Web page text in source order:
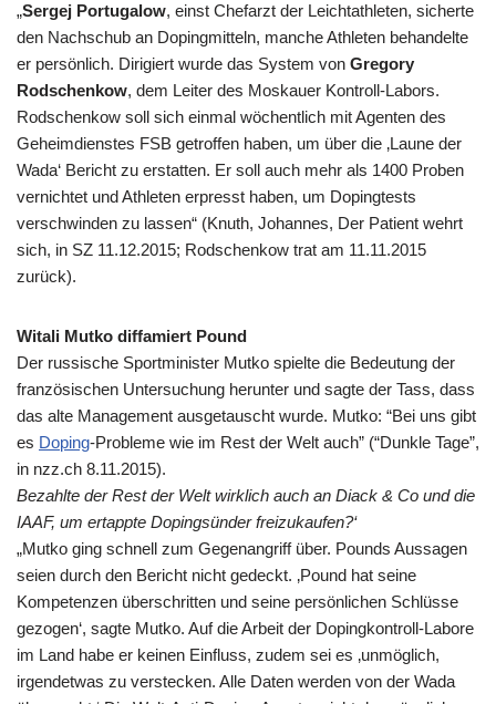
„Sergej Portugalow, einst Chefarzt der Leichtathleten, sicherte
den Nachschub an Dopingmitteln, manche Athleten behandelte
er persönlich. Dirigiert wurde das System von Gregory
Rodschenkow, dem Leiter des Moskauer Kontroll-Labors.
Rodschenkow soll sich einmal wöchentlich mit Agenten des
Geheimdienstes FSB getroffen haben, um über die ‚Laune der
Wada‘ Bericht zu erstatten. Er soll auch mehr als 1400 Proben
vernichtet und Athleten erpresst haben, um Dopingtests
verschwinden zu lassen“ (Knuth, Johannes, Der Patient wehrt
sich, in SZ 11.12.2015; Rodschenkow trat am 11.11.2015
zurück).
Witali Mutko diffamiert Pound
Der russische Sportminister Mutko spielte die Bedeutung der
französischen Untersuchung herunter und sagte der Tass, dass
das alte Management ausgetauscht wurde. Mutko: “Bei uns gibt
es Doping-Probleme wie im Rest der Welt auch” (“Dunkle Tage”,
in nzz.ch 8.11.2015).
Bezahlte der Rest der Welt wirklich auch an Diack & Co und die
IAAF, um ertappte Dopingsünder freizukaufen?‘
„Mutko ging schnell zum Gegenangriff über. Pounds Aussagen
seien durch den Bericht nicht gedeckt. ‚Pound hat seine
Kompetenzen überschritten und seine persönlichen Schlüsse
gezogen‘, sagte Mutko. Auf die Arbeit der Dopingkontroll-Labore
im Land habe er keinen Einfluss, zudem sei es ‚unmöglich,
irgendetwas zu verstecken. Alle Daten werden von der Wada